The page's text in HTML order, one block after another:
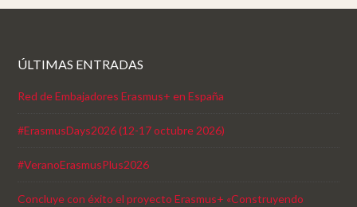
ÚLTIMAS ENTRADAS
Red de Embajadores Erasmus+ en España
#ErasmusDays2026 (12-17 octubre 2026)
#VeranoErasmusPlus2026
Concluye con éxito el proyecto Erasmus+ «Construyendo